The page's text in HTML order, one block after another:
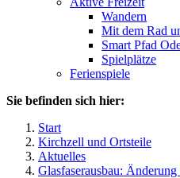
Wandern
Mit dem Rad
Smart Pfad
Spielplätze
Ferienspiele
Sie befinden sich hier:
Start
Kirchzell und Ortsteile
Aktuelles
Glasfaserausbau: